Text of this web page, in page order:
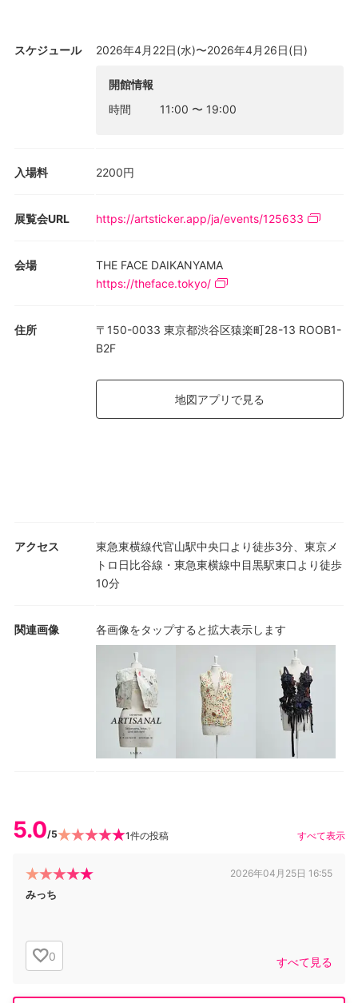
また「ラボスペース」では、約70点のマルタン・マルジェラによ
るアーティザナル作品を展示し、観覧者が作品に直接触れること
が可能で、作品の内部構造、縫い方、ディテールなどを直接手に
スケジュール 2026年4月22日(水)〜2026年4月26日(日)
開館情報
時間
11:00 〜 19:00
入場料 2200円
展覧会URL https://artsticker.app/ja/events/125633
会場
THE FACE DAIKANYAMA
https://theface.tokyo/
住所
〒150-0033 東京都渋谷区猿楽町28-13 ROOB1-
B2F
地図アプリで見る
アクセス
東急東横線代官山駅中央口より徒歩3分、東京メ
トロ日比谷線・東急東横線中目黒駅東口より徒歩
10分
関連画像 各画像をタップすると拡大表示します
5.0/5 1件の投稿 すべて表示
2026年04月25日 16:55
みっち
0 すべて見る